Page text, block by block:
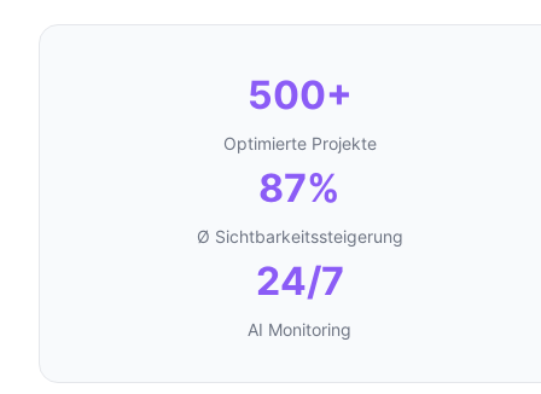
500+
Optimierte Projekte
87%
Ø Sichtbarkeitssteigerung
24/7
AI Monitoring